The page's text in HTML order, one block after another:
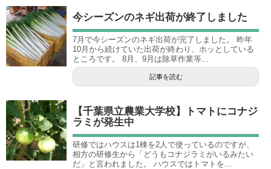
今シーズンのネギ出荷が終了しました
7月で今シーズンのネギ出荷が完了しました。 昨年
10月から続けていた出荷が終わり、ホッとしている
ところです。 8月、9月は除草作業等...
記事を読む
【千葉県立農業大学校】トマトにコナジ
ラミが発生中
研修ではハウスは1棟を2人で使っているのですが、
相方の研修生から「どうもコナジラミがいるみたい
だ」と言われました。 ハウスではトマトを...